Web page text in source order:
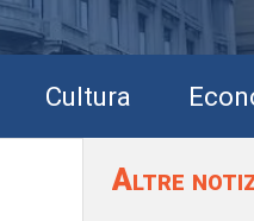
Cultura
Altre